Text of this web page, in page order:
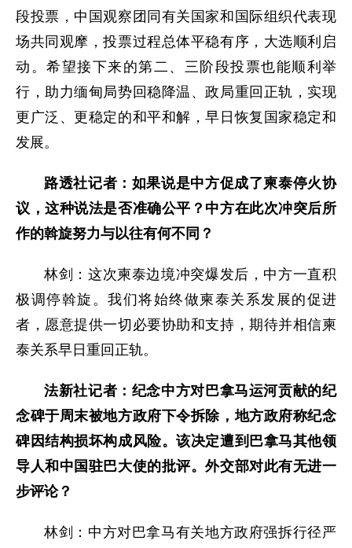
段投票，中国观察团同有关国家和国际组织代表现
场共同观摩，投票过程总体平稳有序，大选顺利启
动。希望接下来的第二、三阶段投票也能顺利举
行，助力缅甸局势回稳降温、政局重回正轨，实现
更广泛、更稳定的和平和解，早日恢复国家稳定和
发展。
路透社记者：如果说是中方促成了柬泰停火协
议，这种说法是否准确公平？中方在此次冲突后所
作的斡旋努力与以往有何不同？
林剑：这次柬泰边境冲突爆发后，中方一直积
极调停斡旋。我们将始终做柬泰关系发展的促进
者，愿意提供一切必要协助和支持，期待并相信柬
泰关系早日重回正轨。
法新社记者：纪念中方对巴拿马运河贡献的纪
念碑于周末被地方政府下令拆除，地方政府称纪念
碑因结构损坏构成风险。该决定遭到巴拿马其他领
导人和中国驻巴大使的批评。外交部对此有无进一
步评论？
林剑：中方对巴拿马有关地方政府强拆行径严